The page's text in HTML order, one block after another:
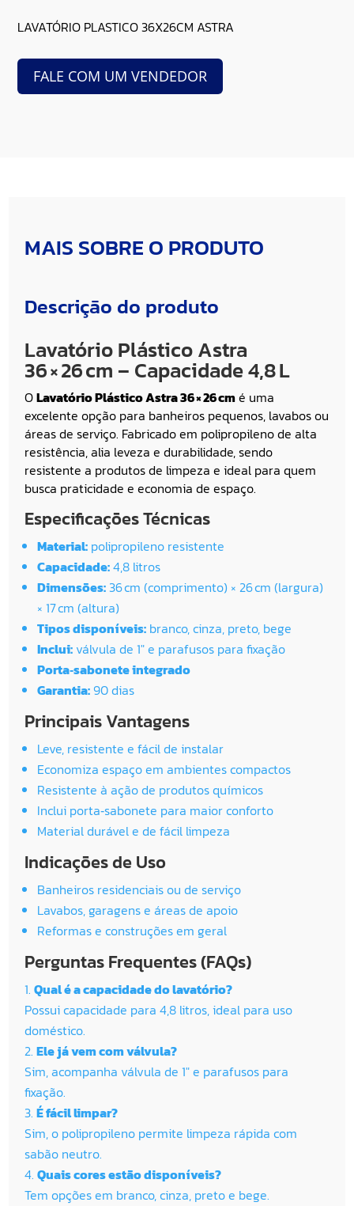
LAVATÓRIO PLASTICO 36X26CM ASTRA
FALE COM UM VENDEDOR
MAIS SOBRE O PRODUTO
Descrição do produto
Lavatório Plástico Astra
36 × 26 cm – Capacidade 4,8 L
OLavatório Plástico Astra 36 × 26 cmé uma
excelente opção para banheiros pequenos, lavabos ou
áreas de serviço. Fabricado em polipropileno de alta
resistência, alia leveza e durabilidade, sendo
resistente a produtos de limpeza e ideal para quem
busca praticidade e economia de espaço.
Especificações Técnicas
Material: polipropileno resistente
Capacidade:4,8 litros
Dimensões:36 cm (comprimento) × 26 cm (largura)
× 17 cm (altura)
Tipos disponíveis: branco, cinza, preto, bege
Inclui: válvula de 1″ e parafusos para fixação
Porta‑sabonete integrado
Garantia:90 dias
Principais Vantagens
Leve, resistente e fácil de instalar
Economiza espaço em ambientes compactos
Resistente à ação de produtos químicos
Inclui porta‑sabonete para maior conforto
Material durável e de fácil limpeza
Indicações de Uso
Banheiros residenciais ou de serviço
Lavabos, garagens e áreas de apoio
Reformas e construções em geral
Perguntas Frequentes (FAQs)
Qual é a capacidade do lavatório?
Possui capacidade para 4,8 litros, ideal para uso
doméstico.
Ele já vem com válvula?
Sim, acompanha válvula de 1″ e parafusos para
fixação.
É fácil limpar?
Sim, o polipropileno permite limpeza rápida com
sabão neutro.
Quais cores estão disponíveis?
Tem opções em branco, cinza, preto e bege.